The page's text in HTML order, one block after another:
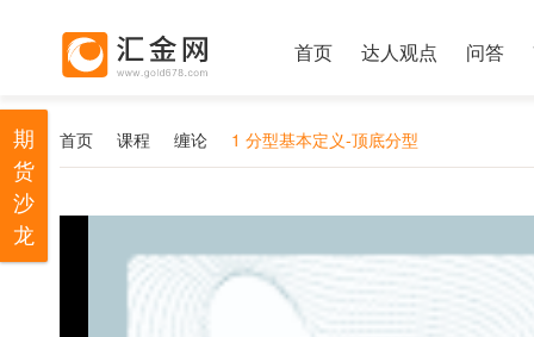
首页 达人观点 问答
首页 课程 缠论 1 分型基本定义-顶底分型
期
货
沙
龙